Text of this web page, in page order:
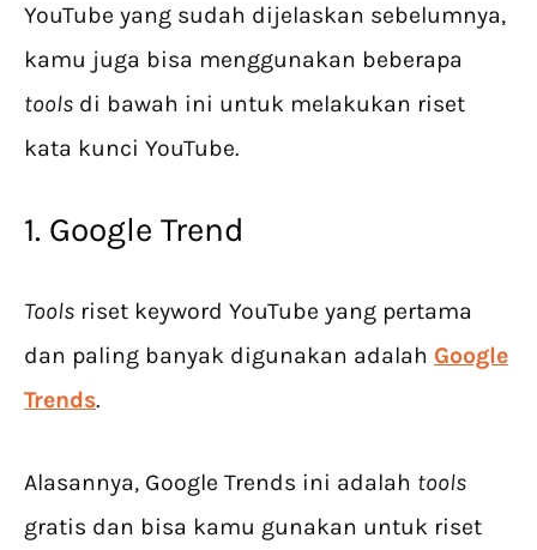
YouTube yang sudah dijelaskan sebelumnya,
kamu juga bisa menggunakan beberapa
tools di bawah ini untuk melakukan riset
kata kunci YouTube.
1. Google Trend
Tools riset keyword YouTube yang pertama
dan paling banyak digunakan adalah Google
Trends.
Alasannya, Google Trends ini adalah tools
gratis dan bisa kamu gunakan untuk riset